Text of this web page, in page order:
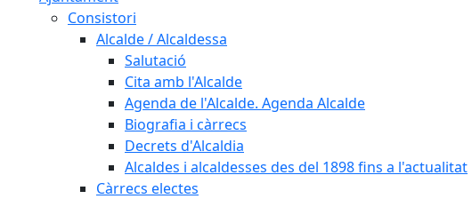
Consistori
Alcalde / Alcaldessa
Salutació
Cita amb l'Alcalde
Agenda de l'Alcalde. Agenda Alcalde
Biografia i càrrecs
Decrets d'Alcaldia
Alcaldes i alcaldesses des del 1898 fins a l'actualitat
Càrrecs electes